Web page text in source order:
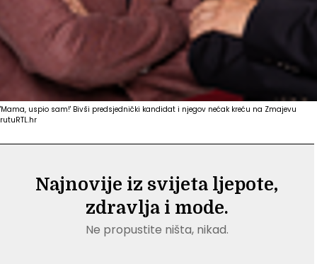
'Mama, uspio sam!' Bivši predsjednički kandidat i njegov nećak kreću na Zmajevu
rutuRTL.hr
Najnovije iz svijeta ljepote,
zdravlja i mode.
Ne propustite ništa, nikad.